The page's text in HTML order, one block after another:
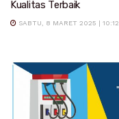
Kualitas Terbaik
SABTU, 8 MARET 2025 | 10:12